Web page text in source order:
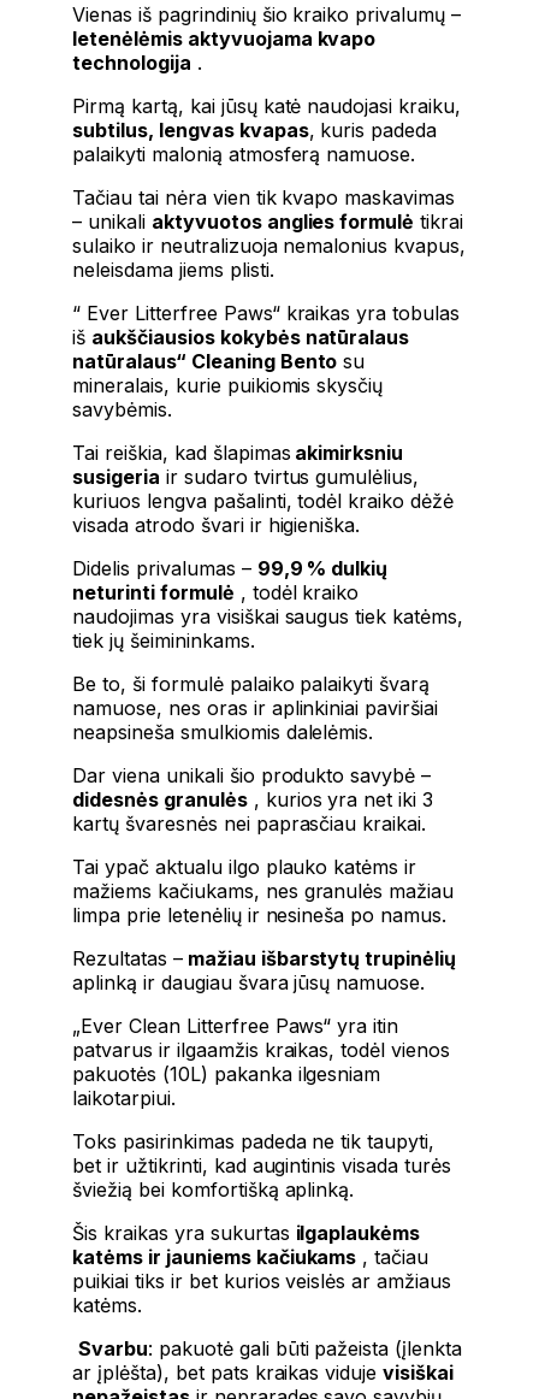
Vienas iš pagrindinių šio kraiko privalumų –
letenėlėmis aktyvuojama kvapo
technologija .
Pirmą kartą, kai jūsų katė naudojasi kraiku,
subtilus, lengvas kvapas, kuris padeda
palaikyti malonią atmosferą namuose.
Tačiau tai nėra vien tik kvapo maskavimas
– unikali aktyvuotos anglies formulė tikrai
sulaiko ir neutralizuoja nemalonius kvapus,
neleisdama jiems plisti.
“ Ever Litterfree Paws“ kraikas yra tobulas
iš aukščiausios kokybės natūralaus
natūralaus“ Cleaning Bento su
mineralais, kurie puikiomis skysčių
savybėmis.
Tai reiškia, kad šlapimas akimirksniu
susigeria ir sudaro tvirtus gumulėlius,
kuriuos lengva pašalinti, todėl kraiko dėžė
visada atrodo švari ir higieniška.
Didelis privalumas – 99,9 % dulkių
neturinti formulė , todėl kraiko
naudojimas yra visiškai saugus tiek katėms,
tiek jų šeimininkams.
Be to, ši formulė palaiko palaikyti švarą
namuose, nes oras ir aplinkiniai paviršiai
neapsineša smulkiomis dalelėmis.
Dar viena unikali šio produkto savybė –
didesnės granulės, kurios yra net iki 3
kartų švaresnės nei paprasčiau kraikai.
Tai ypač aktualu ilgo plauko katėms ir
mažiems kačiukams, nes granulės mažiau
limpa prie letenėlių ir nesineša po namus.
Rezultatas –mažiau išbarstytų trupinėlių
aplinką ir daugiau švara jūsų namuose.
„Ever Clean Litterfree Paws“ yra itin
patvarus ir ilgaamžis kraikas, todėl vienos
pakuotės (10L) pakanka ilgesniam
laikotarpiui.
Toks pasirinkimas padeda ne tik taupyti,
bet ir užtikrinti, kad augintinis visada turės
šviežią bei komfortišką aplinką.
Šis kraikas yra sukurtas ilgaplaukėms
katėms ir jauniems kačiukams , tačiau
puikiai tiks ir bet kurios veislės ar amžiaus
katėms.
Svarbu: pakuotė gali būti pažeista (įlenkta
ar įplėšta), bet pats kraikas vidujevisiškai